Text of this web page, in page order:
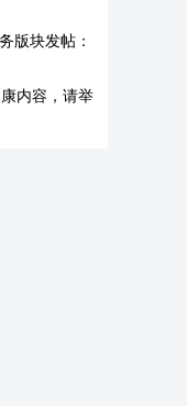
版块发帖：
内容，请举